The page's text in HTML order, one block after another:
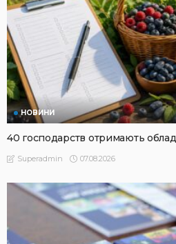
НОВИНИ
40 господарств отримають
Superadmin 07.08.2026